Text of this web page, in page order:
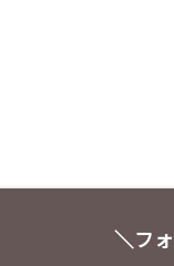
＼フ